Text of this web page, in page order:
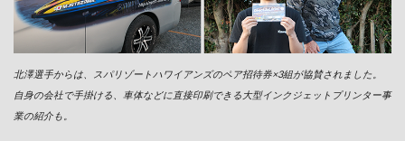
北澤選手からは、スパリゾートハワイアンズのペア招待券×3組が協賛されました。
自身の会社で手掛ける、車体などに直接印刷できる大型インクジェットプリンター事
業の紹介も。